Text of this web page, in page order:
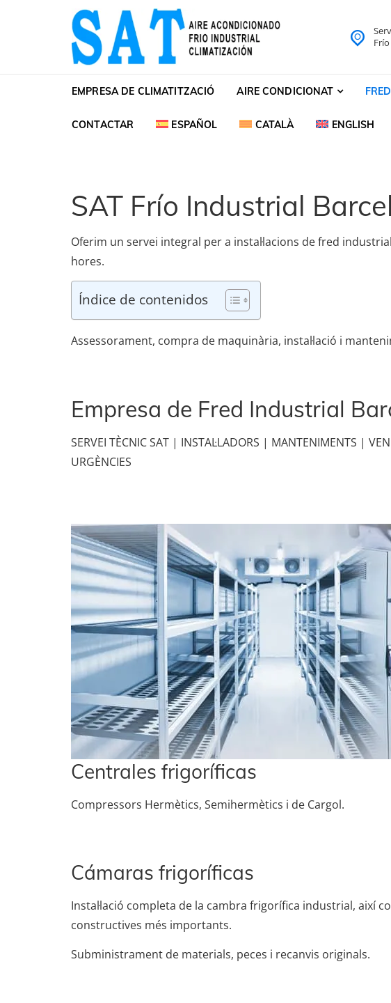
Skip to navigation
Skip to content
SAT Aire acondicionado
SAT Aire acondicionado Barcelona Servicio Técnico
EMPRESA DE CLIMATITZACIÓ AIRE CONDICIONAT
CONTACTAR ESPAÑOL CATALÀ ENGLISH
SAT Frío Industrial
Oferim un servei integral per a instal·lacions de fred
hores.
Índice de contenidos
Assessorament, compra de maquinària, instal·lació i
Empresa de Fred Industrial
SERVEI TÈCNIC SAT | INSTAL·LADORS | MANTENIMENTS |
URGÈNCIES
Centrales frigoríficas
Compressors Hermètics, Semihermètics i de Cargol.
Cámaras frigoríficas
Instal·lació completa de la cambra frigorífica industrial, així
constructives més importants.
Subministrament de materials, peces i recanvis originals.